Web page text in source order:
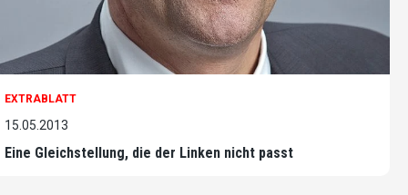
EXTRABLATT
15.05.2013
Eine Gleichstellung, die der Linken nicht passt